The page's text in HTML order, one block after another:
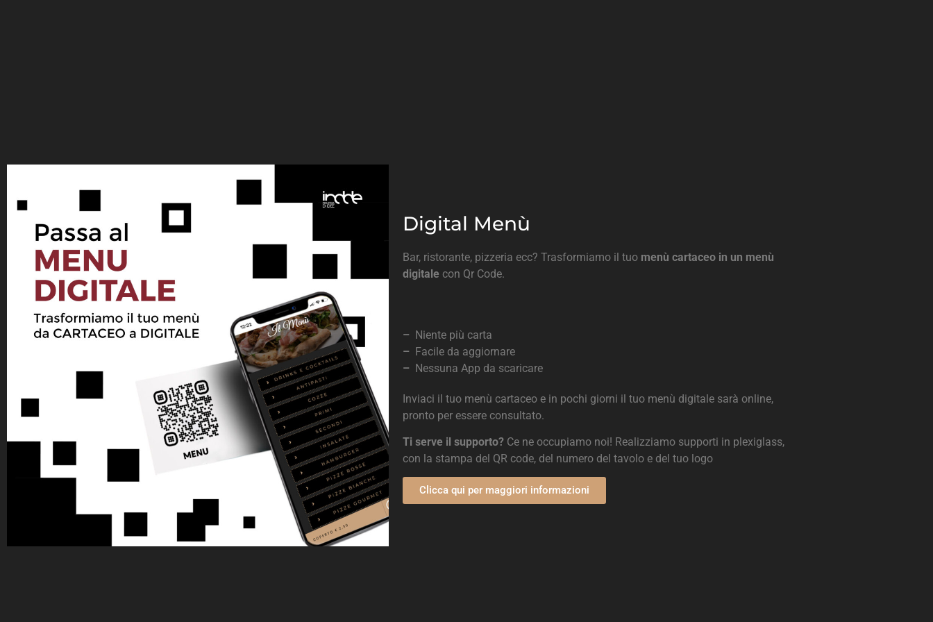
Digital Menù
Bar, ristorante, pizzeria ecc? Trasformiamo il tuo menù cartaceo in un menù
digitale con Qr Code.
– Niente più carta
– Facile da aggiornare
– Nessuna App da scaricare
Inviaci il tuo menù cartaceo e in pochi giorni il tuo menù digitale sarà online,
pronto per essere consultato.
Ti serve il supporto? Ce ne occupiamo noi! Realizziamo supporti in plexiglass,
con la stampa del QR code, del numero del tavolo e del tuo logo
Clicca qui per maggiori informazioni